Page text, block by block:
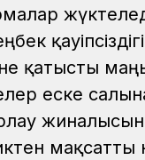
қатысты
еске
мақсатты